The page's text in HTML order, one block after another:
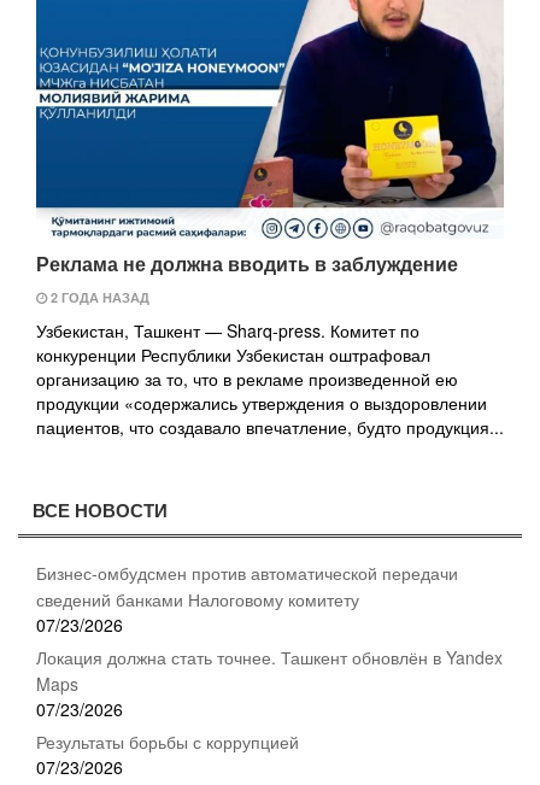
Реклама не должна вводить в заблуждение
2 ГОДА НАЗАД
Узбекистан, Ташкент — Sharq-press. Комитет по
конкуренции Республики Узбекистан оштрафовал
организацию за то, что в рекламе произведенной ею
продукции «содержались утверждения о выздоровлении
пациентов, что создавало впечатление, будто продукция...
ВСЕ НОВОСТИ
Бизнес-омбудсмен против автоматической передачи
сведений банками Налоговому комитету
07/23/2026
Локация должна стать точнее. Ташкент обновлён в Yandex
Maps
07/23/2026
Результаты борьбы с коррупцией
07/23/2026